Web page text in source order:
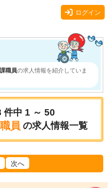
ログイン
職員の求人情報を紹介していま
件中 1 ～ 50
員 の求人情報一覧
次へ